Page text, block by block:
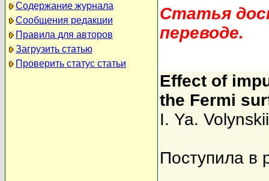
Содержание журнала
Сообщения редакции
Правила для авторов
Загрузить статью
Проверить статус статьи
Статья
переводе.
Effect of
the Fermi
I. Ya. Volynskii
Поступила в